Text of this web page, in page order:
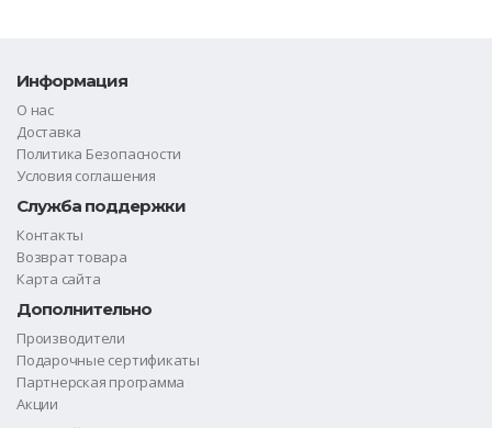
Информация
О нас
Доставка
Политика Безопасности
Условия соглашения
Служба поддержки
Контакты
Возврат товара
Карта сайта
Дополнительно
Производители
Подарочные сертификаты
Партнерская программа
Акции